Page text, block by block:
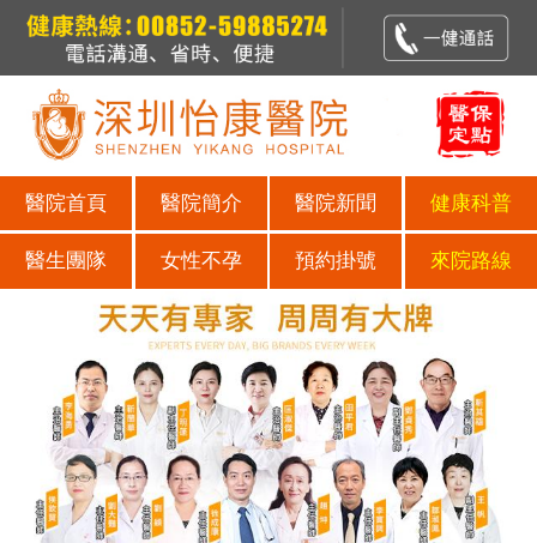
醫院首頁 醫院簡介 醫院新聞 健康科普
醫生團隊 女性不孕 預約掛號 來院路線